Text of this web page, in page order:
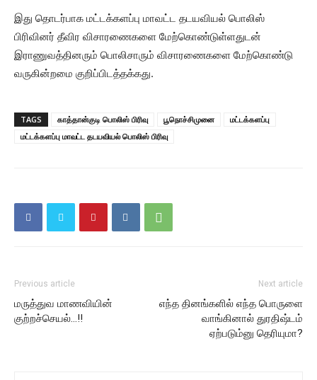
இது தொடர்பாக மட்டக்களப்பு மாவட்ட தடயவியல் பொலிஸ்
பிரிவினர் தீவிர விசாரணைகளை மேற்கொண்டுள்ளதுடன்
இராணுவத்தினரும் பொலிசாரும் விசாரணைகளை மேற்கொண்டு
வருகின்றமை குறிப்பிடத்தக்கது.
TAGS காத்தான்குடி பொலிஸ் பிரிவு பூநொச்சிமுனை
மட்டக்களப்பு
மட்டக்களப்பு மாவட்ட தடயவியல் பொலிஸ் பிரிவு
Previous article
மருத்துவ மாணவியின்
குற்றச்செயல்…!!
Next article
எந்த தினங்களில் எந்த பொருளை
வாங்கினால் துரதிஷ்டம்
ஏற்படும்னு தெரியுமா?